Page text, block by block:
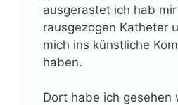
ausgerastet ich hab
rausgezogen Katheter
mich ins künstliche
haben.
Dort habe ich gesehen